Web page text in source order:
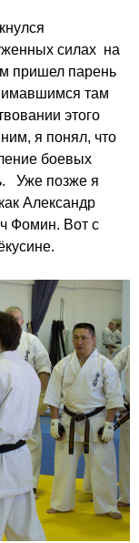
силах на
пришел парень
там
этого
я понял, что
боевых
Уже позже я
Александр
Фомин. Вот с